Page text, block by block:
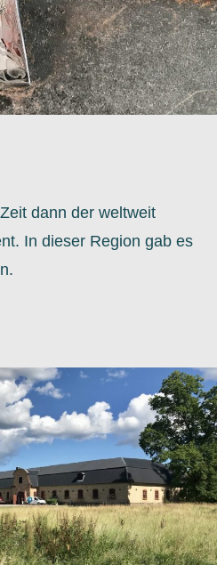
dann der weltweit
In dieser Region gab es